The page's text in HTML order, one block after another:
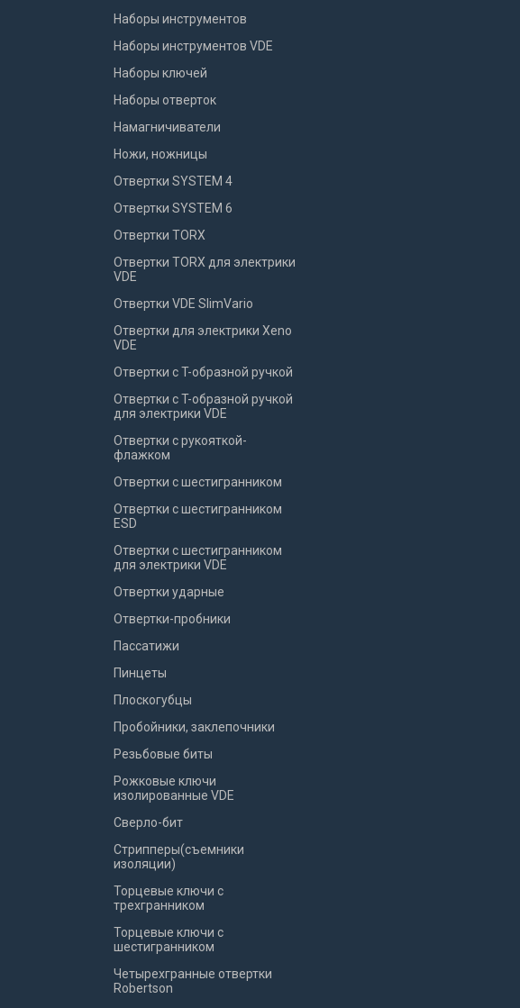
Наборы инструментов
Наборы инструментов VDE
Наборы ключей
Наборы отверток
Намагничиватели
Ножи, ножницы
Отвертки SYSTEM 4
Отвертки SYSTEM 6
Отвертки TORX
Отвертки TORX для электрики
VDE
Отвертки VDE SlimVario
Отвертки для электрики Xeno
VDE
Отвертки с T-образной ручкой
Отвертки с T-образной ручкой
для электрики VDE
Отвертки с рукояткой-
флажком
Отвертки с шестигранником
Отвертки с шестигранником
ESD
Отвертки с шестигранником
для электрики VDE
Отвертки ударные
Отвертки-пробники
Пассатижи
Пинцеты
Плоскогубцы
Пробойники, заклепочники
Резьбовые биты
Рожковые ключи
изолированные VDE
Сверло-бит
Стрипперы(съемники
изоляции)
Торцевые ключи с
трехгранником
Торцевые ключи с
шестигранником
Четырехгранные отвертки
Robertson